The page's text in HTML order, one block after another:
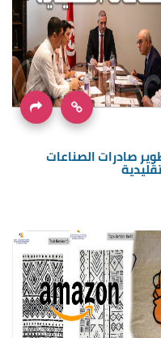
صادرات الصناعات